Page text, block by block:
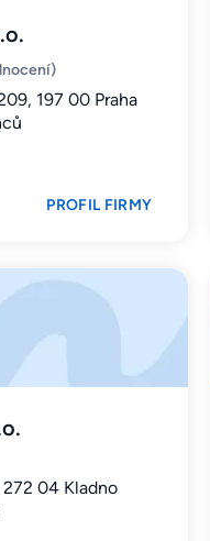
197 00 Praha
PROFIL FIRMY
272 04 Kladno